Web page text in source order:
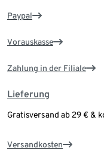
Paypal
Vorauskasse
Zahlung in der Filiale
Lieferung
Gratisversand ab 29 € &
Versandkosten